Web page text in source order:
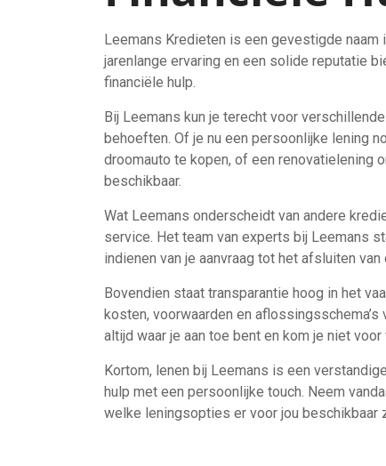
Leemans Kredieten is een gevestigde
jarenlange ervaring en een solide reputatie
financiële hulp.
Bij Leemans kun je terecht voor
behoeften. Of je nu een persoonlijke lening
droomauto te kopen, of een renovatielening
beschikbaar.
Wat Leemans onderscheidt van andere
service. Het team van experts bij Leemans
indienen van je aanvraag tot het afsluiten van
Bovendien staat transparantie hoog in het
kosten, voorwaarden en
altijd waar je aan toe bent en kom je niet voor
Kortom, lenen bij Leemans is een
hulp met een persoonlijke touch. Neem
welke leningsopties er voor jou beschikbaar